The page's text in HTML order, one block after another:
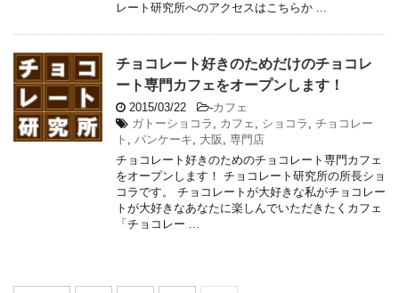
レート研究所へのアクセスはこちらか ...
チョコレート好きのためだけのチョコレ
ート専門カフェをオープンします！
2015/03/22 -カフェ
ガトーショコラ , カフェ , ショコラ , チョコレー
ト , パンケーキ, 大阪 , 専門店
チョコレート好きのためのチョコレート専門カフェ
をオープンします！ チョコレート研究所の所長ショ
コラです。 チョコレートが大好きな私がチョコレー
トが大好きなあなたに楽しんでいただきたくカフェ
「チョコレー ...